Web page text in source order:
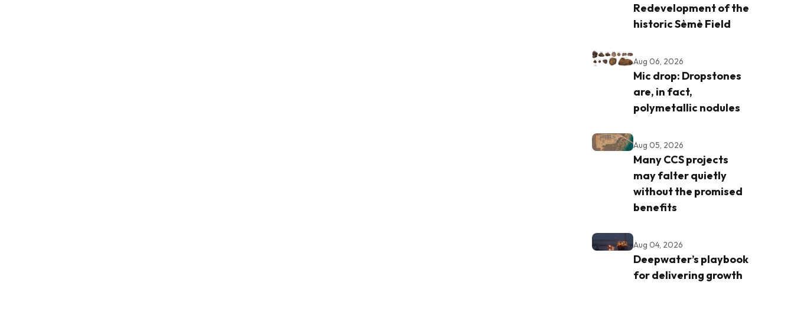
Redevelopment of the
historic Sèmè Field
Aug 06, 2026
Mic drop: Dropstones
are, in fact,
polymetallic nodules
Aug 05, 2026
Many CCS projects
may falter quietly
without the promised
benefits
Aug 04, 2026
Deepwater’s playbook
for delivering growth